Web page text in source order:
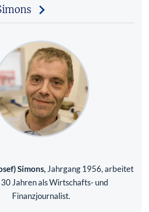
Simons,Jahrgang 1956, arbeitet
Jahren als Wirtschafts- und
Finanzjournalist.